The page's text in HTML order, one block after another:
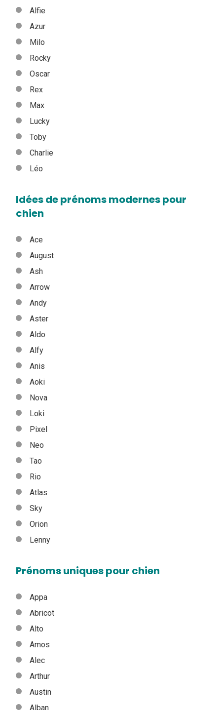
Alfie
Azur
Milo
Rocky
Oscar
Rex
Max
Lucky
Toby
Charlie
Léo
Idées de prénoms modernes pour
chien
Ace
August
Ash
Arrow
Andy
Aster
Aldo
Alfy
Anis
Aoki
Nova
Loki
Pixel
Neo
Tao
Rio
Atlas
Sky
Orion
Lenny
Prénoms uniques pour chien
Appa
Abricot
Alto
Amos
Alec
Arthur
Austin
Alban